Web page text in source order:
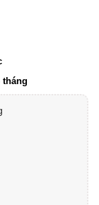
tháng